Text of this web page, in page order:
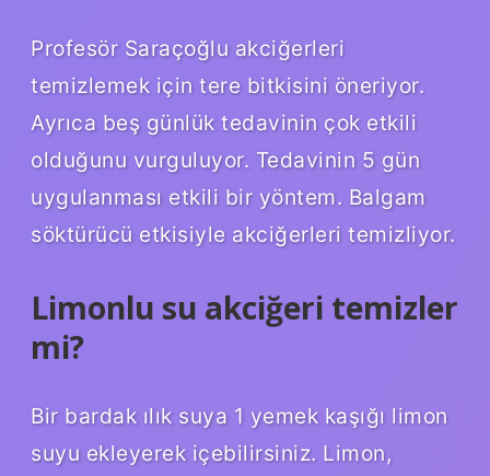
Profesör Saraçoğlu akciğerleri
temizlemek için tere bitkisini öneriyor.
Ayrıca beş günlük tedavinin çok etkili
olduğunu vurguluyor. Tedavinin 5 gün
uygulanması etkili bir yöntem. Balgam
söktürücü etkisiyle akciğerleri temizliyor.
Limonlu su akciğeri temizler
mi?
Bir bardak ılık suya 1 yemek kaşığı limon
suyu ekleyerek içebilirsiniz. Limon,